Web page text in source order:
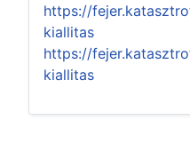
https://
kiallitas
https://
kiallitas